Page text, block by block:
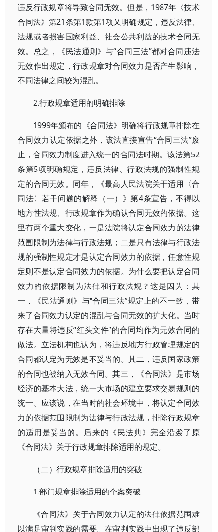
违反行政规章将导致合同无效。但是，1987年《技术
合同法》第21条第1款第1项又明确规定，违反法律、
法规或者损害国家利益、社会公共利益的技术合同无
效。总之，《民法通则》与“合同三法”都对合同违法
无效作出规定，行政规章对合同效力是否产生影响，
不同法律之间较为混乱。
2.行政规章适用的明确排除
1999年颁布的《合同法》明确将行政规章排除在
合同效力认定依据之外，该法直接宣告“合同三法”废
止，合同效力制度进入统一的合同法时期。该法第52
条第5项明确规定，违反法律、行政法规的强制性规
定的合同无效。同年，《最高人民法院关于适用〈合
同法〉若干问题的解释（一）》第4条宣告，不得以
地方性法规、行政规章作为确认合同无效的依据。这
里有两个重大变化，一是法院将认定合同效力的法律
范围限制为法律与行政法规；二是只有法律与行政法
规的强制性规定才是认定合同效力的依据，任意性规
定则不是认定合同效力的依据。为什么要把认定合同
效力的依据限制为法律和行政法规？这是因为：其
一，《民法通则》与“合同三法”规定上的不一致，带
来了合同效力认定的混乱与合同无效的扩大化。当时
存在大量将违反“红头文件”的合同均作为无效合同的
做法。立法机构也认为，将违反地方行政管理规定的
合同都认定为无效是不妥当的。其二，违反国家政策
的合同也被纳入无效合同。其三，《合同法》是市场
经济的基本大法，统一大市场的建立要求交易规则的
统一。应该说，在当时的社会环境中，将认定合同效
力的依据范围限制为法律与行政法规，排除行政规章
的适用是妥当的。后来的《民法典》完全沿袭了原
《合同法》关于行政规章排除适用的规定。
（二）行政规章排除适用的突破
1.部门规章排除适用的个案突破
《合同法》关于合同效力认定的法律依据范围难
以满足审判实践的需要。在审判实践中出现了违反部